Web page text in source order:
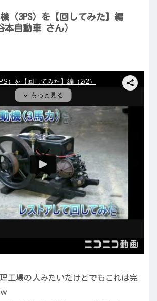
（3PS）を【回してみた】編
本自動車 さん）
工場の人みたいだけどでもこれは完